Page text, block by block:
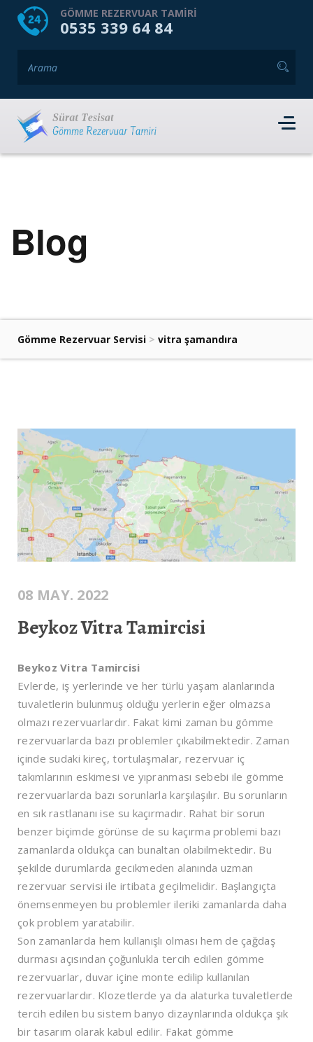
HOME HAKKIMIZDA
GÖMME REZERVUAR TAMIRI
0535 339 64 84
Blog
Gömme Rezervuar Servisi > vitra şamandıra
08 MAY. 2022
Beykoz Vitra Tamircisi
Beykoz Vitra Tamircisi
Evlerde, iş yerlerinde ve her türlü yaşam alanlarında
tuvaletlerin bulunmuş olduğu yerlerin eğer olmazsa
olmazı rezervuarlardır. Fakat kimi zaman bu gömme
rezervuarlarda bazı problemler çıkabilmektedir. Zaman
içinde sudaki kireç, tortulaşmalar, rezervuar iç
takımlarının eskimesi ve yıpranması sebebi ile gömme
rezervuarlarda bazı sorunlarla karşılaşılır. Bu sorunların
en sık rastlananı ise su kaçırmadır. Rahat bir sorun
benzer biçimde görünse de su kaçırma problemi bazı
zamanlarda oldukça can bunaltan olabilmektedir. Bu
şekilde durumlarda gecikmeden alanında uzman
rezervuar servisi ile irtibata geçilmelidir. Başlangıçta
önemsenmeyen bu problemler ileriki zamanlarda daha
çok problem yaratabilir.
Son zamanlarda hem kullanışlı olması hem de çağdaş
durması açısından çoğunlukla tercih edilen gömme
rezervuarlar, duvar içine monte edilip kullanılan
rezervuarlardır. Klozetlerde ya da alaturka tuvaletlerde
tercih edilen bu sistem banyo dizaynlarında oldukça şık
bir tasarım olarak kabul edilir. Fakat gömme